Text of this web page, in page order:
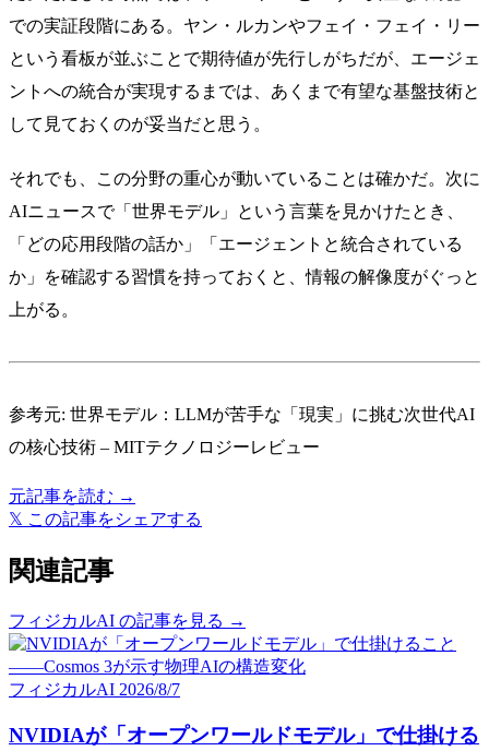
での実証段階にある。ヤン・ルカンやフェイ・フェイ・リー
という看板が並ぶことで期待値が先行しがちだが、エージェ
ントへの統合が実現するまでは、あくまで有望な基盤技術と
して見ておくのが妥当だと思う。
それでも、この分野の重心が動いていることは確かだ。次に
AIニュースで「世界モデル」という言葉を見かけたとき、
「どの応用段階の話か」「エージェントと統合されている
か」を確認する習慣を持っておくと、情報の解像度がぐっと
上がる。
参考元: 世界モデル：LLMが苦手な「現実」に挑む次世代AI
の核心技術 – MITテクノロジーレビュー
元記事を読む →
𝕏 この記事をシェアする
関連記事
フィジカルAI の記事を見る →
フィジカルAI 2026/8/7
NVIDIAが「オープンワールドモデル」で仕掛ける